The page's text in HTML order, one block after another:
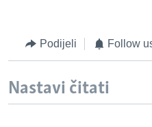
Podijeli Follow
Nastavi čitati